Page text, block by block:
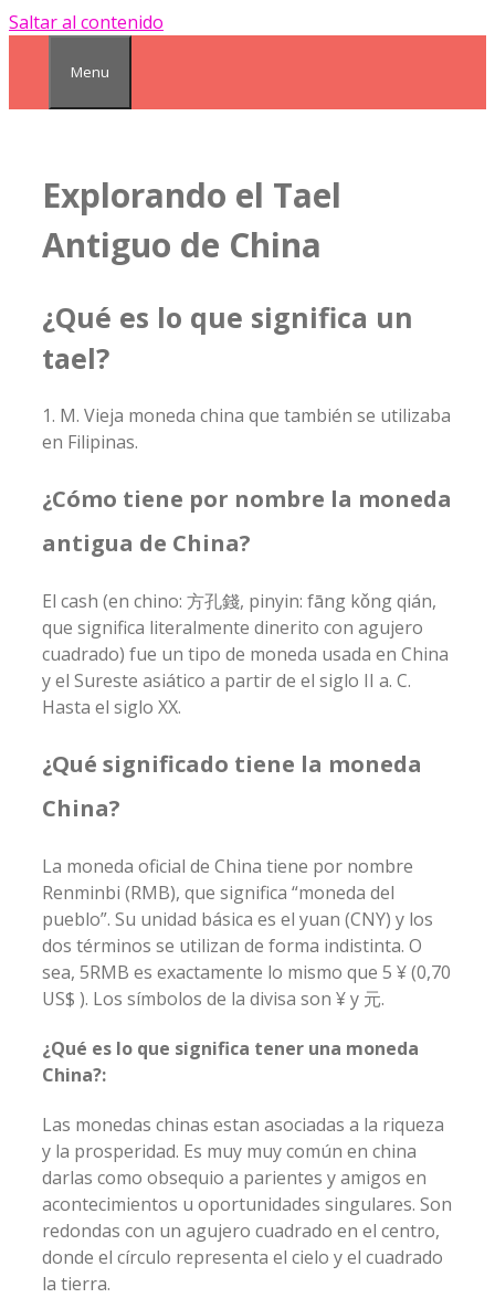
Saltar al contenido
Menu
Explorando el Tael
Antiguo de China
¿Qué es lo que significa un
tael?
1. M. Vieja moneda china que también se utilizaba
en Filipinas.
¿Cómo tiene por nombre la moneda
antigua de China?
El cash (en chino: 方孔錢, pinyin: fāng kǒng qián,
que significa literalmente dinerito con agujero
cuadrado) fue un tipo de moneda usada en China
y el Sureste asiático a partir de el siglo II a. C.
Hasta el siglo XX.
¿Qué significado tiene la moneda
China?
La moneda oficial de China tiene por nombre
Renminbi (RMB), que significa “moneda del
pueblo”. Su unidad básica es el yuan (CNY) y los
dos términos se utilizan de forma indistinta. O
sea, 5RMB es exactamente lo mismo que 5 ¥ (0,70
US$ ). Los símbolos de la divisa son ¥ y 元.
¿Qué es lo que significa tener una moneda
China?:
Las monedas chinas estan asociadas a la riqueza
y la prosperidad. Es muy muy común en china
darlas como obsequio a parientes y amigos en
acontecimientos u oportunidades singulares. Son
redondas con un agujero cuadrado en el centro,
donde el círculo representa el cielo y el cuadrado
la tierra.